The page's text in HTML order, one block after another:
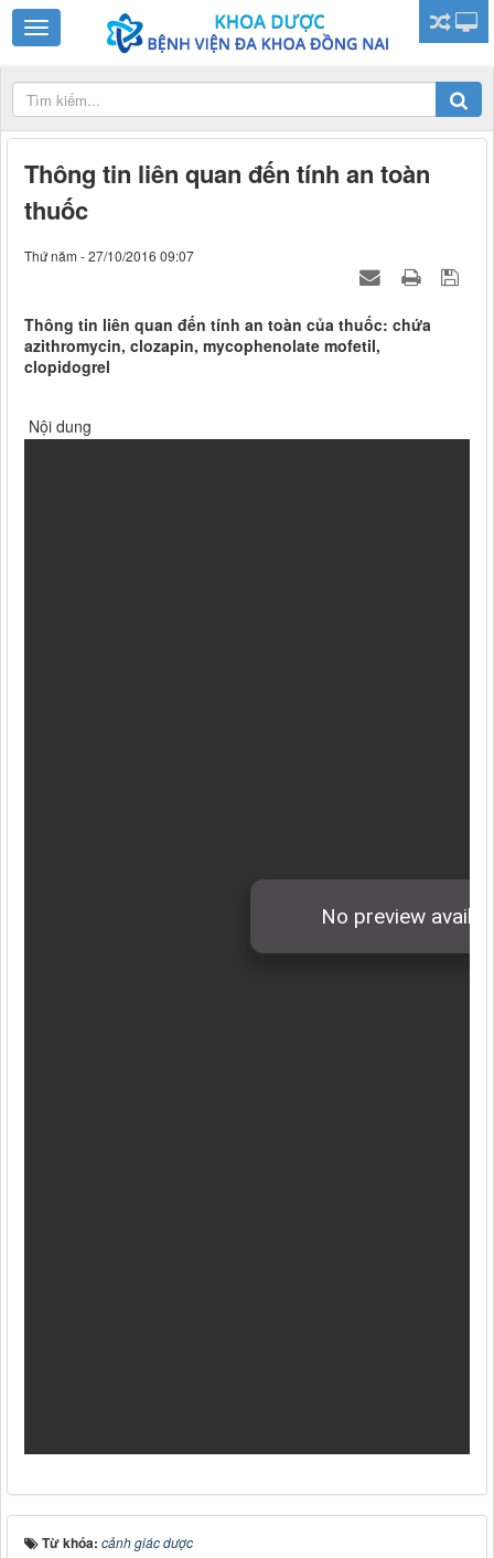
Thông tin liên quan đến tính an toàn
thuốc
Thứ năm - 27/10/2016 09:07
Thông tin liên quan đến tính an toàn của thuốc: chứa
azithromycin, clozapin, mycophenolate mofetil,
clopidogrel
Nội dung
Từ khóa: cảnh giác dược